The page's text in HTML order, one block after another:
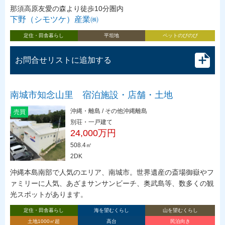
那須高原友愛の森より徒歩10分圏内
下野（シモツケ）産業㈱
定住・田舎暮らし 平坦地 ペットのびのび
お問合せリストに追加する
南城市知念山里 宿泊施設・店舗・土地
売買
沖縄・離島 / その他沖縄離島
別荘・一戸建て
24,000万円
508.4㎡
2DK
沖縄本島南部で人気のエリア、南城市。世界遺産の斎場御嶽やフ
ァミリーに人気、あざまサンサンビーチ、奥武島等、数多くの観
光スポットがあります。
定住・田舎暮らし 海を望むくらし
山を望むくらし
土地1000㎡超
高台 民泊向き